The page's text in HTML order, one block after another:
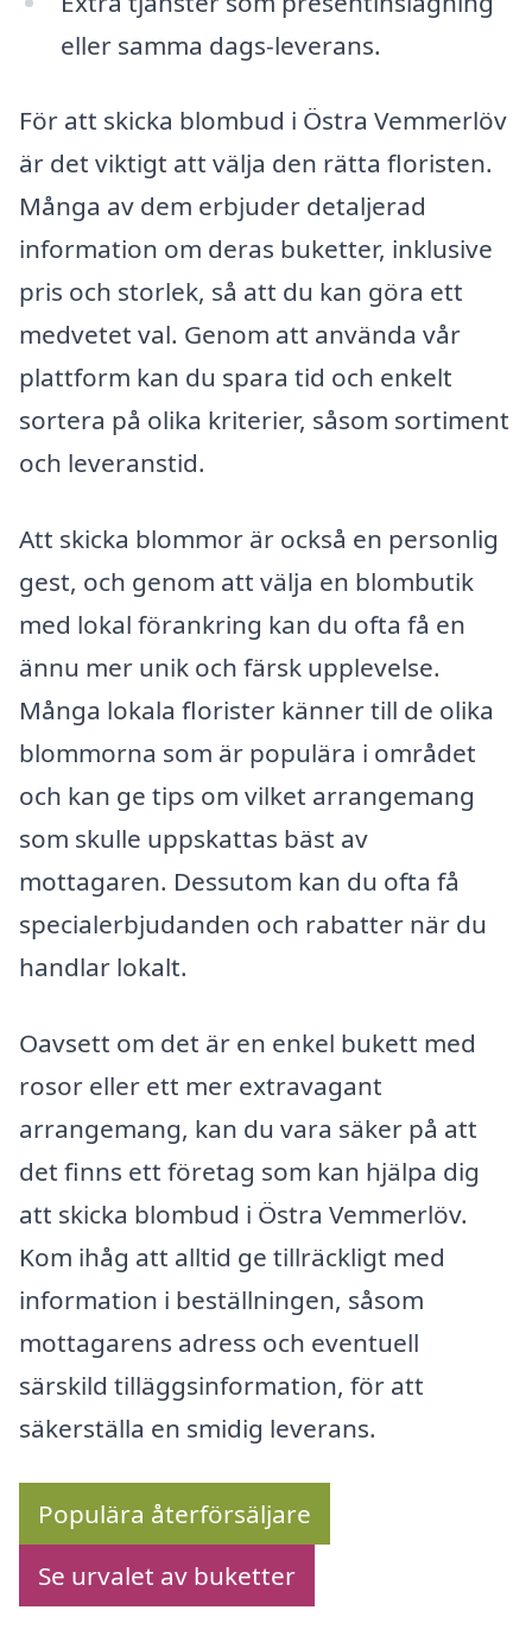
eller samma dags-leverans.
För att skicka blombud i Östra Vemmerlöv
är det viktigt att välja den rätta floristen.
Många av dem erbjuder detaljerad
information om deras buketter, inklusive
pris och storlek, så att du kan göra ett
medvetet val. Genom att använda vår
plattform kan du spara tid och enkelt
sortera på olika kriterier, såsom sortiment
och leveranstid.
Att skicka blommor är också en personlig
gest, och genom att välja en blombutik
med lokal förankring kan du ofta få en
ännu mer unik och färsk upplevelse.
Många lokala florister känner till de olika
blommorna som är populära i området
och kan ge tips om vilket arrangemang
som skulle uppskattas bäst av
mottagaren. Dessutom kan du ofta få
specialerbjudanden och rabatter när du
handlar lokalt.
Oavsett om det är en enkel bukett med
rosor eller ett mer extravagant
arrangemang, kan du vara säker på att
det finns ett företag som kan hjälpa dig
att skicka blombud i Östra Vemmerlöv.
Kom ihåg att alltid ge tillräckligt med
information i beställningen, såsom
mottagarens adress och eventuell
särskild tilläggsinformation, för att
säkerställa en smidig leverans.
Populära återförsäljare
Se urvalet av buketter